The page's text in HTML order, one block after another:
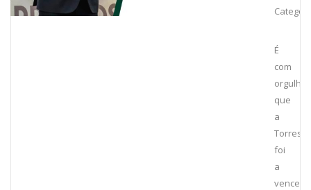
É
com
orgulho
que
a
Torrestir
foi
a